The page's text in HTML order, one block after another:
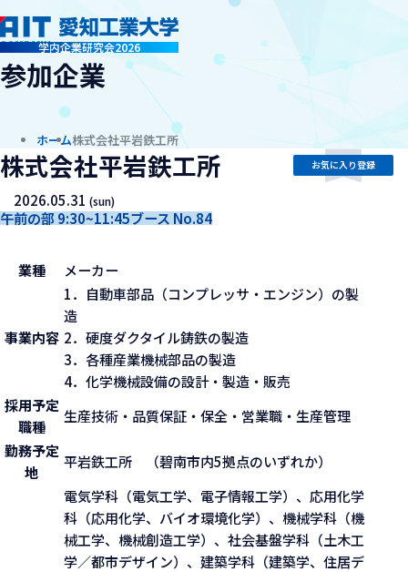
学内企業研究会2026
company
参加企業
ホーム株式会社平岩鉄工所
株式会社平岩鉄工所
2026.05.31(sun)
午前の部 9:30~11:45ブース No.84
お気に入り登録
業種 メーカー
事業内容
1．自動車部品（コンプレッサ・エンジン）の製
造
2．硬度ダクタイル鋳鉄の製造
3．各種産業機械部品の製造
4．化学機械設備の設計・製造・販売
採用予定
職種
生産技術・品質保証・保全・営業職・生産管理
勤務予定
地
平岩鉄工所 （碧南市内5拠点のいずれか）
電気学科（電気工学、電子情報工学）、応用化学
科（応用化学、バイオ環境化学）、機械学科（機
械工学、機械創造工学）、社会基盤学科（土木工
学／都市デザイン）、建築学科（建築学、住居デ